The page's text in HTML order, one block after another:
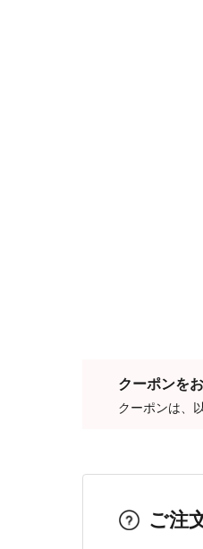
クーポンを
クーポンは、
ご注